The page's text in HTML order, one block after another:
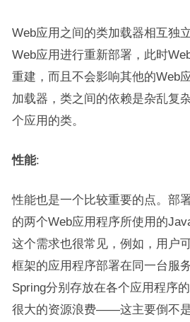
Web应用之间的类加载器相互独
Web应用进行重新部署，此时
重建，而且不会影响其他的Web
加载器，类之间的依赖是杂乱复
个应用的类。
性能:
性能也是一个比较重要的点。部
的两个Web应用程序所使用的
这个需求也很常见，例如，用户
框架的应用程序部署在同一台服
Spring分别存放在各个应用程序
很大的资源浪费——这主要倒不